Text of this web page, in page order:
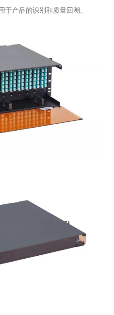
于产品的识别和质量回溯。